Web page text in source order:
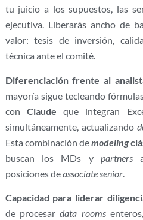
tu juicio a los supuestos, las
ejecutiva. Liberarás ancho de
valor: tesis de inversión,
técnica ante el comité.
Diferenciación frente al
mayoría sigue tecleando
con Claude que integran
simultáneamente, actualizando
Esta combinación demodeling
buscan los MDs ypartners
posiciones deassociate senior.
Capacidad para liderar
de procesardata rooms